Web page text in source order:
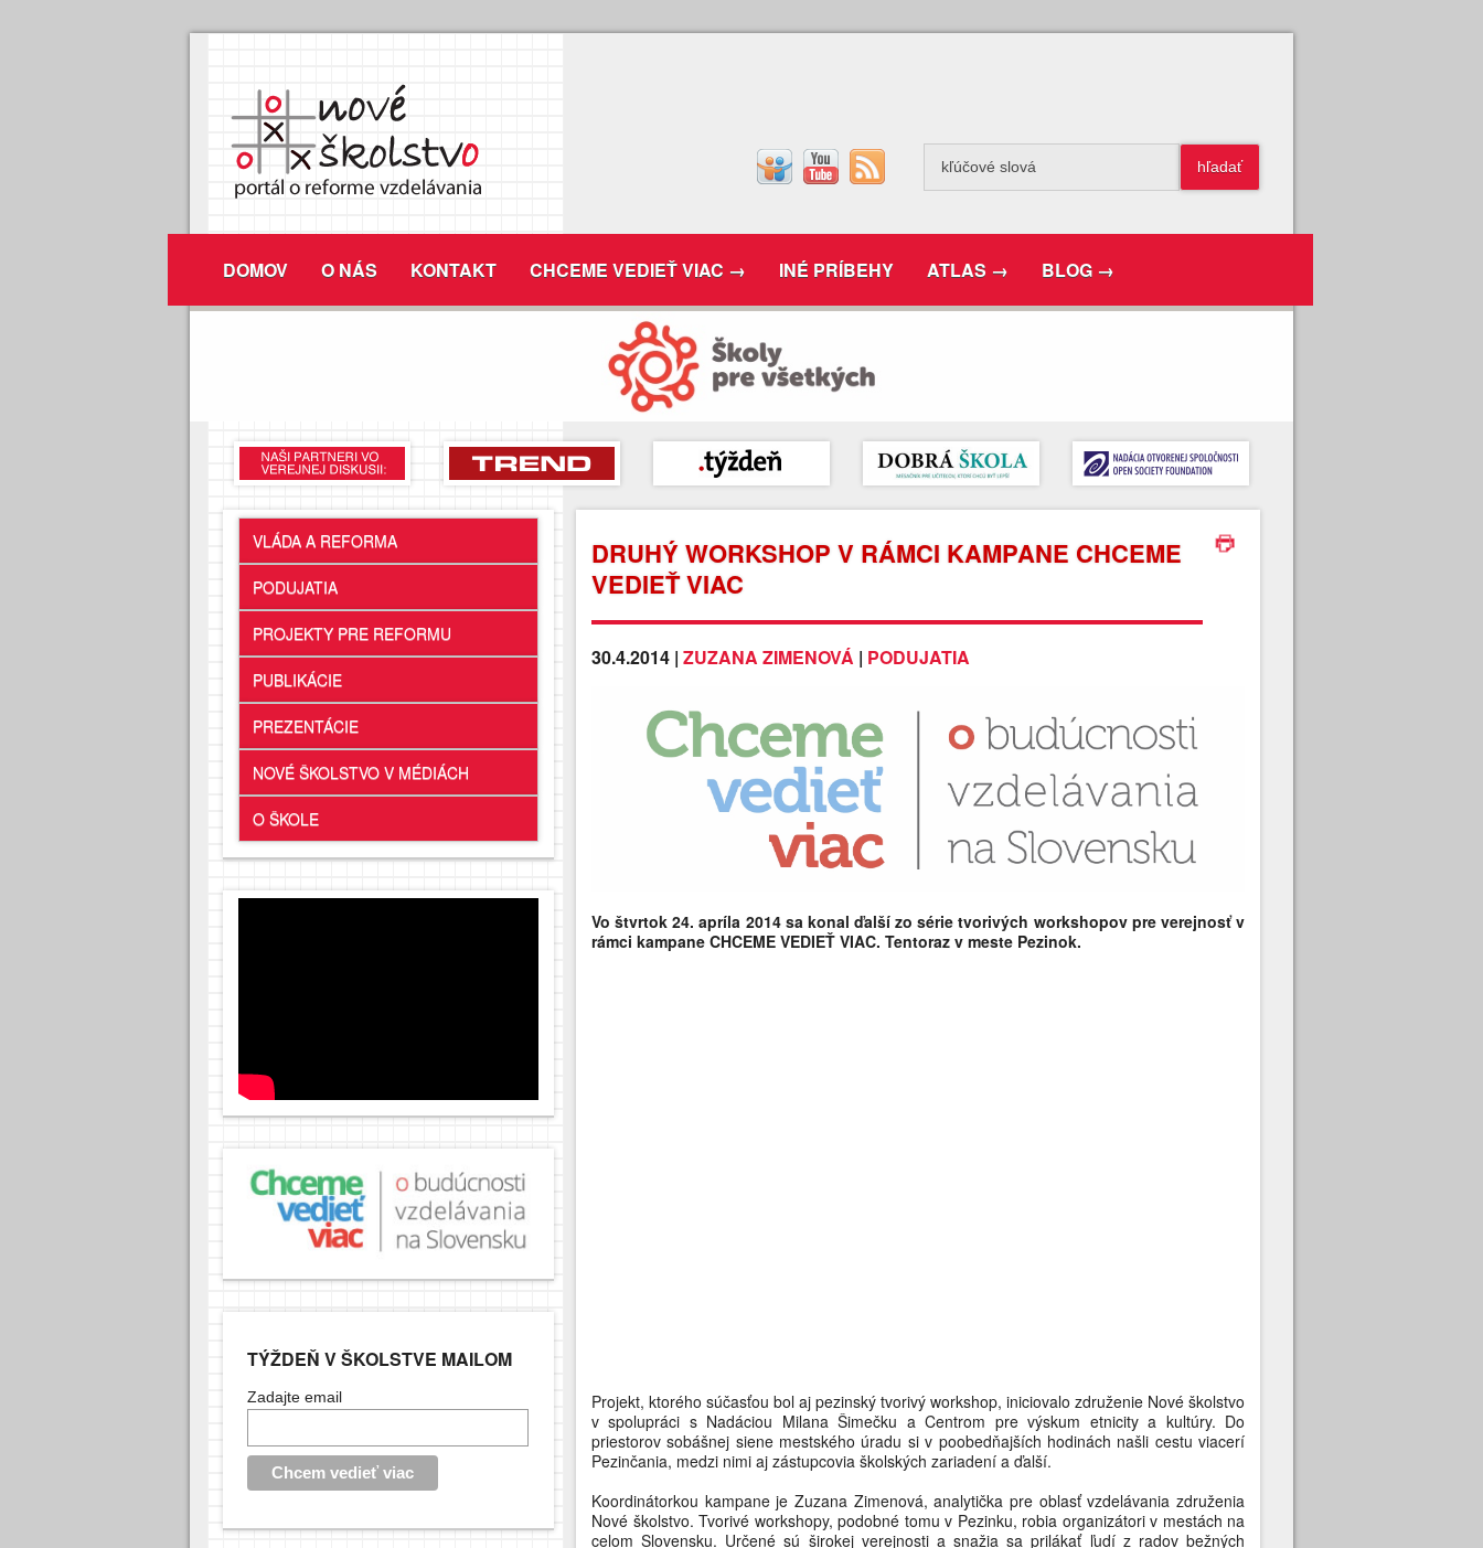
DOMOV O NÁS KONTAKT CHCEME VEDIEŤ VIAC → INÉ PRÍBEHY ATLAS → BLOG →
VLÁDA A REFORMA
PODUJATIA
PROJEKTY PRE REFORMU
PUBLIKÁCIE
PREZENTÁCIE
NOVÉ ŠKOLSTVO V MÉDIÁCH
O ŠKOLE
TÝŽDEŇ V ŠKOLSTVE MAILOM
Zadajte email
DRUHÝ WORKSHOP V RÁMCI KAMPANE CHCEME
VEDIEŤ VIAC
30.4.2014 | ZUZANA ZIMENOVÁ | PODUJATIA
Vo štvrtok 24. apríla 2014 sa konal ďalší zo série tvorivých workshopov pre verejnosť v
rámci kampane CHCEME VEDIEŤ VIAC. Tentoraz v meste Pezinok.
Projekt, ktorého súčasťou bol aj pezinský tvorivý workshop, iniciovalo združenie Nové školstvo
v spolupráci s Nadáciou Milana Šimečku a Centrom pre výskum etnicity a kultúry. Do
priestorov sobášnej siene mestského úradu si v poobedňajších hodinách našli cestu viacerí
Pezinčania, medzi nimi aj zástupcovia školských zariadení a ďalší.
Koordinátorkou kampane je Zuzana Zimenová, analytička pre oblasť vzdelávania združenia
Nové školstvo. Tvorivé workshopy, podobné tomu v Pezinku, robia organizátori v mestách na
celom Slovensku. Určené sú širokej verejnosti a snažia sa prilákať ľudí z radov bežných